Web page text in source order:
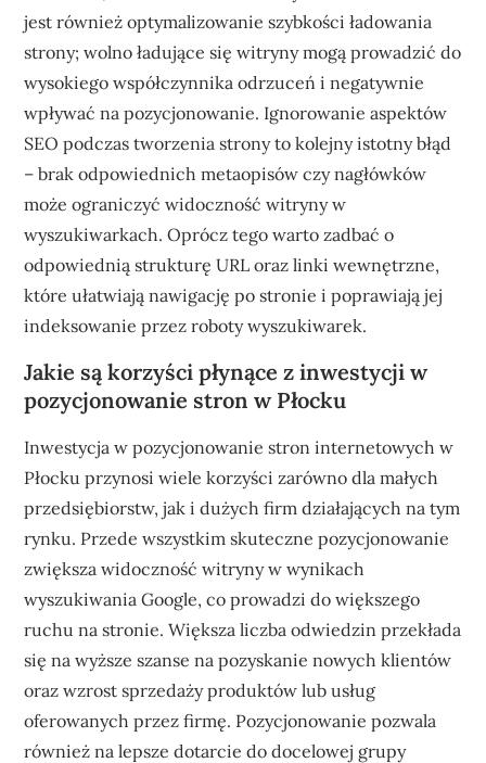
jest również optymalizowanie szybkości ładowania
strony; wolno ładujące się witryny mogą prowadzić do
wysokiego współczynnika odrzuceń i negatywnie
wpływać na pozycjonowanie. Ignorowanie aspektów
SEO podczas tworzenia strony to kolejny istotny błąd
– brak odpowiednich metaopisów czy nagłówków
może ograniczyć widoczność witryny w
wyszukiwarkach. Oprócz tego warto zadbać o
odpowiednią strukturę URL oraz linki wewnętrzne,
które ułatwiają nawigację po stronie i poprawiają jej
indeksowanie przez roboty wyszukiwarek.
Jakie są korzyści płynące z inwestycji w
pozycjonowanie stron w Płocku
Inwestycja w pozycjonowanie stron internetowych w
Płocku przynosi wiele korzyści zarówno dla małych
przedsiębiorstw, jak i dużych firm działających na tym
rynku. Przede wszystkim skuteczne pozycjonowanie
zwiększa widoczność witryny w wynikach
wyszukiwania Google, co prowadzi do większego
ruchu na stronie. Większa liczba odwiedzin przekłada
się na wyższe szanse na pozyskanie nowych klientów
oraz wzrost sprzedaży produktów lub usług
oferowanych przez firmę. Pozycjonowanie pozwala
również na lepsze dotarcie do docelowej grupy